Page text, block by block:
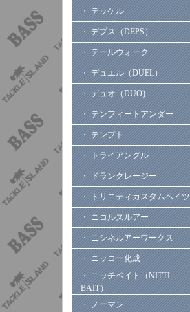
・ テッケル
・ デプス（DEPS）
・ テールウォーク
・ デュエル（DUEL）
・ デュオ（DUO)
・ テンフィートアンダー
・ テンプト
・ トライアングル
・ ドランクレージー
・ トリニティカスタムベイツ
・ ニコルズルアー
・ ニシネルアーワークス
・ ニッコー化成
・ ニッチベイト（NITTI
BAIT）
・ ノーマン